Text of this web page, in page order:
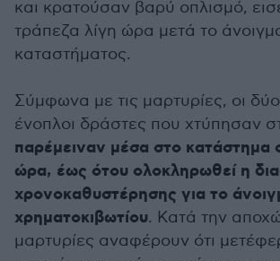
και κρατούσαν βαρύ οπλισμό,
τράπεζα λίγη ώρα μετά το
καταστήματος.
Σύμφωνα με τις μαρτυρίες, οι
ένοπλοι δράστες που χτύπησαν
παρέμειναν μέσα στο κατάστημα
ώρα, έως ότου ολοκληρωθεί η
χρονοκαθυστέρησης για το
χρηματοκιβωτίου. Κατά την
μαρτυρίες αναφέρουν ότι